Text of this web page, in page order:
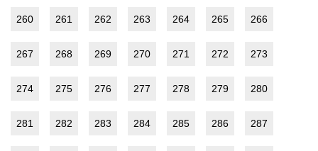
260 261 262 263 264 265 266
267 268 269 270 271 272 273
274 275 276 277 278 279 280
281 282 283 284 285 286 287